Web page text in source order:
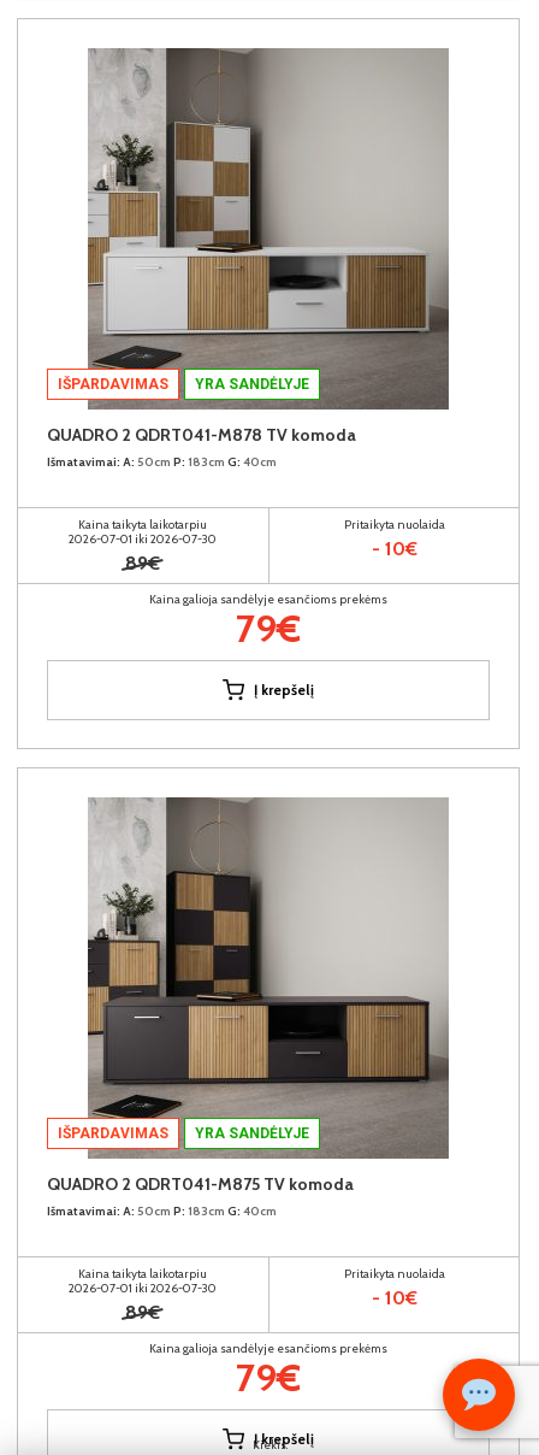
Kiekis:
IŠPARDAVIMAS YRA SANDĖLYJE
QUADRO 2 QDRT041-M878 TV komoda
Išmatavimai: A: 50cm P: 183cm G: 40cm
Kaina taikyta laikotarpiu
2026-07-01 iki 2026-07-30
89€
Pritaikyta nuolaida
- 10€
Kaina galioja sandėlyje esančioms prekėms
79€
Į krepšelį
IŠPARDAVIMAS YRA SANDĖLYJE
QUADRO 2 QDRT041-M875 TV komoda
Išmatavimai: A: 50cm P: 183cm G: 40cm
Kaina taikyta laikotarpiu
2026-07-01 iki 2026-07-30
89€
Pritaikyta nuolaida
- 10€
Kaina galioja sandėlyje esančioms prekėms
79€
Į krepšelį